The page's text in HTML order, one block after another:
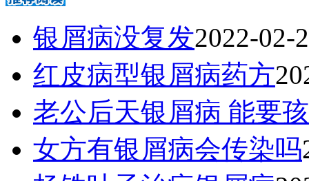
银屑病没复发2022-02-
红皮病型银屑病药方
老公后天银屑病 能要
女方有银屑病会传染吗